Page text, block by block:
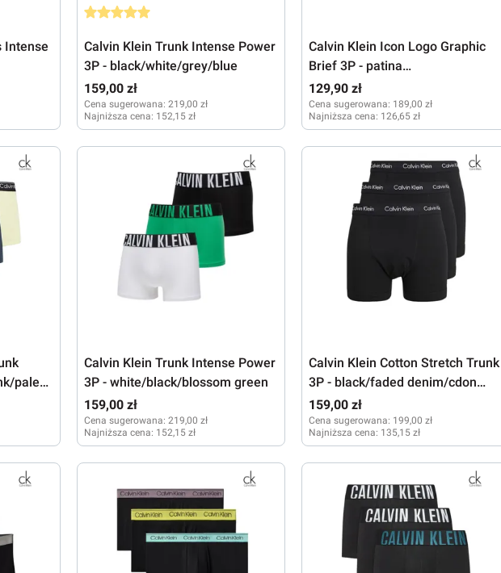
Intense
Calvin Klein Trunk Intense Power
3P - black/white/grey/blue
159,00 zł
Cena sugerowana: 219,00 zł
Najniższa cena: 152,15 zł
Calvin Klein Icon Logo Graphic
Brief 3P - patina
green/shoreline/airy blue
129,90 zł
Cena sugerowana: 189,00 zł
Najniższa cena: 126,65 zł
pale
Calvin Klein Trunk Intense Power
3P - white/black/blossom green
159,00 zł
Cena sugerowana: 219,00 zł
Najniższa cena: 152,15 zł
Calvin Klein Cotton Stretch Trunk
3P - black/faded denim/cdon
tint/ buff pink
159,00 zł
Cena sugerowana: 199,00 zł
Najniższa cena: 135,15 zł